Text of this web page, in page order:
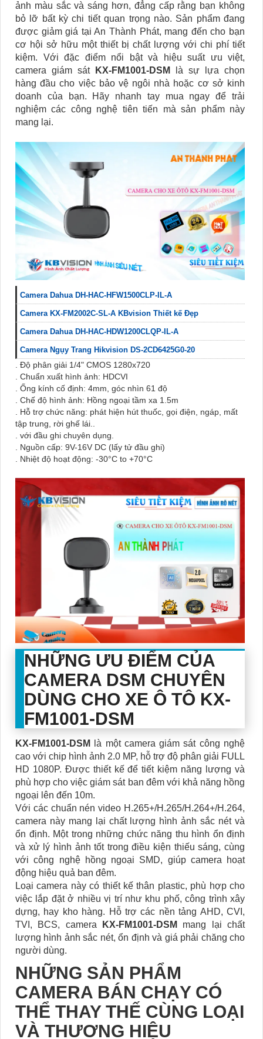
ảnh màu sắc và sáng hơn, đẳng cấp rằng bạn không
bỏ lỡ bất kỳ chi tiết quan trọng nào. Sản phẩm đang
được giảm giá tại An Thành Phát, mang đến cho bạn
cơ hội sở hữu một thiết bị chất lượng với chi phí tiết
kiệm. Với đặc điểm nổi bật và hiệu suất ưu việt,
camera giám sát
KX-FM1001-DSM
là sự lựa chọn
hàng đầu cho việc bảo vệ ngôi nhà hoặc cơ sở kinh
doanh của bạn. Hãy nhanh tay mua ngay để trải
nghiệm các công nghệ tiên tiến mà sản phẩm này
mang lại.
Camera Dahua DH-HAC-HFW1500CLP-IL-A
Camera KX-FM2002C-SL-A KBvision Thiết kế Đẹp
Camera Dahua DH-HAC-HDW1200CLQP-IL-A
Camera Ngụy Trang Hikvision DS-2CD6425G0-20
. Độ phân giải 1/4" CMOS 1280x720
. Chuẩn xuất hình ảnh: HDCVI
. Ống kính cố định: 4mm, góc nhìn 61 độ
. Chế độ hình ảnh: Hồng ngoại tầm xa 1.5m
. Hỗ trợ chức năng: phát hiện hút thuốc, gọi điện, ngáp, mất
tập trung, rời ghế lái..
. với đầu ghi chuyên dụng.
. Nguồn cấp: 9V-16V DC (lấy tử đầu ghi)
. Nhiệt độ hoạt động: -30°C to +70°C
NHỮNG ƯU ĐIỂM CỦA
CAMERA DSM CHUYÊN
DÙNG CHO XE Ô TÔ KX-
FM1001-DSM
KX-FM1001-DSM
là một camera giám sát công nghệ
cao với chip hình ảnh 2.0 MP, hỗ trợ độ phân giải FULL
HD 1080P. Được thiết kế để tiết kiệm năng lượng và
phù hợp cho việc giám sát ban đêm với khả năng hồng
ngoại lên đến 10m.
Với các chuẩn nén video H.265+/H.265/H.264+/H.264,
camera này mang lại chất lượng hình ảnh sắc nét và
ổn định. Một trong những chức năng thu hình ổn định
và xử lý hình ảnh tốt trong điều kiện thiếu sáng, cùng
với công nghệ hồng ngoại SMD, giúp camera hoạt
động hiệu quả ban đêm.
Loại camera này có thiết kế thân plastic, phù hợp cho
việc lắp đặt ở nhiều vị trí như khu phố, công trình xây
dựng, hay kho hàng. Hỗ trợ các nền tảng AHD, CVI,
TVI, BCS, camera
KX-FM1001-DSM mang lại chất
lượng hình ảnh sắc nét, ổn định và giá phải chăng cho
người dùng.
NHỮNG SẢN PHẨM
CAMERA BÁN CHẠY CÓ
THỂ THAY THẾ CÙNG LOẠI
VÀ THƯƠNG HIỆU